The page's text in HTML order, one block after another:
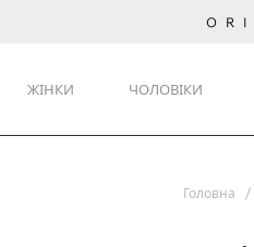
ЖІНКИ ЧОЛОВІКИ
Головна